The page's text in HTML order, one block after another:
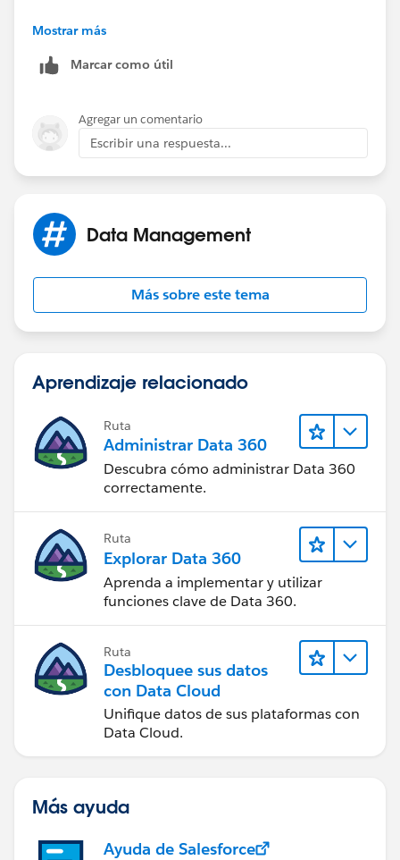
https://developer.salesforce.com/forums?
CENT&dc=Trailhead&criteria=ALLQUESTIONS
Mostrar más
Marcar como útil
Agregar un comentario
Escribir una respuesta...
Data Management
Más sobre este tema
Aprendizaje relacionado
Ruta
Administrar Data 360
Descubra cómo administrar Data 360
correctamente.
Ruta
Explorar Data 360
Aprenda a implementar y utilizar
funciones clave de Data 360.
Ruta
Desbloquee sus datos
con Data Cloud
Unifique datos de sus plataformas con
Data Cloud.
Más ayuda
Ayuda de Salesforce